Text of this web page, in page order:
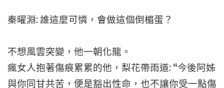
秦曜淵: 誰這麼可憐，會做這個倒楣蛋？
不想風雲突變，他一朝化龍。
瘋女人抱著傷痕累累的他，梨花帶雨道: “今後阿姊
與你同甘共苦，便是豁出性命，也不讓你受一點傷